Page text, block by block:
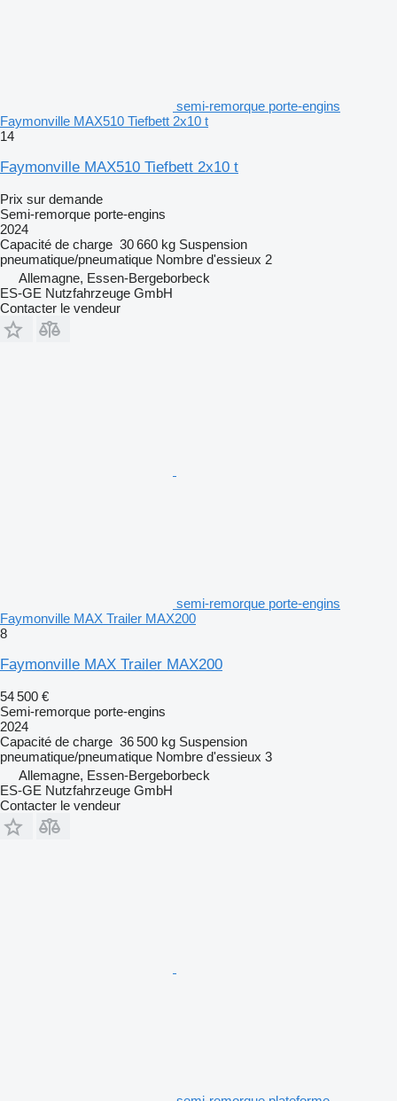
semi-remorque porte-engins
Faymonville MAX510 Tiefbett 2x10 t
14
Faymonville MAX510 Tiefbett 2x10 t
Prix sur demande
Semi-remorque porte-engins
2024
Capacité de charge 30 660 kg Suspension
pneumatique/pneumatique Nombre d'essieux 2
Allemagne, Essen-Bergeborbeck
ES-GE Nutzfahrzeuge GmbH
Contacter le vendeur
semi-remorque porte-engins
Faymonville MAX Trailer MAX200
8
Faymonville MAX Trailer MAX200
54 500 €
Semi-remorque porte-engins
2024
Capacité de charge 36 500 kg Suspension
pneumatique/pneumatique Nombre d'essieux 3
Allemagne, Essen-Bergeborbeck
ES-GE Nutzfahrzeuge GmbH
Contacter le vendeur